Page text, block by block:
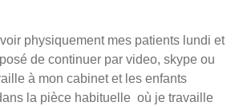
physiquement mes patients lundi et
de continuer par video, skype ou
à mon cabinet et les enfants
la pièce habituelle où je travaille